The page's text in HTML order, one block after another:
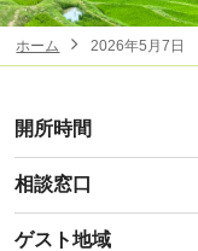
ホーム 2026年5月7日
開所時間
相談窓口
ゲスト地域